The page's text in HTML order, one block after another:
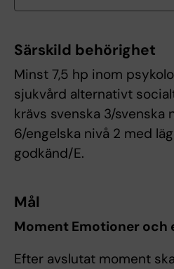
Särskild behörighet
Minst 7,5 hp inom
sjukvård alternativt
krävs svenska 3/svenska
6/engelska nivå 2 med
godkänd/E.
Mål
Moment Emotioner och
Efter avslutat moment